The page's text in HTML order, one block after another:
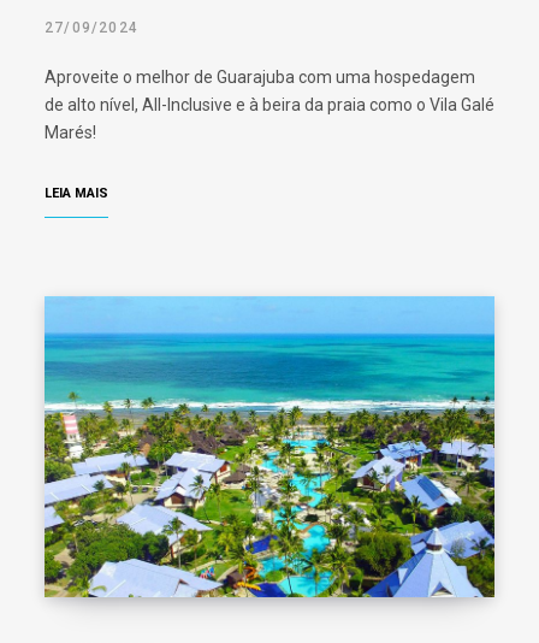
27/09/2024
Aproveite o melhor de Guarajuba com uma hospedagem
de alto nível, All-Inclusive e à beira da praia como o Vila Galé
Marés!
LEIA MAIS